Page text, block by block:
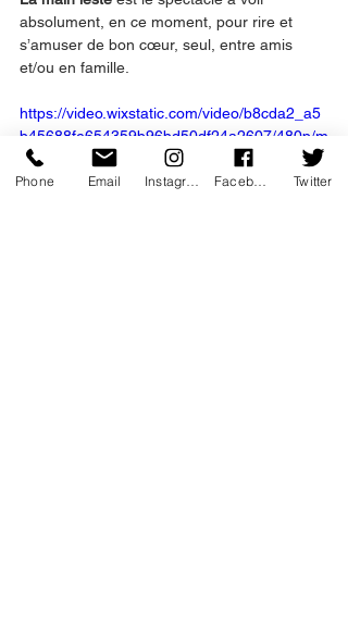
absolument, en ce moment, pour rire et
s’amuser de bon cœur, seul, entre amis
et/ou en famille.
https://video.wixstatic.com/video/b8cda2_a5
b45688fe654359b96bd50df24a2607/480p/m
p4/file.mp4
Phone Email Twitter